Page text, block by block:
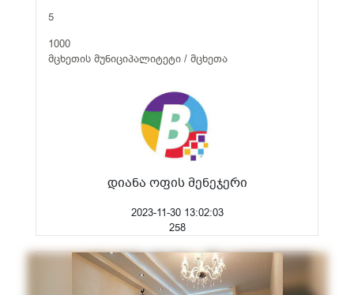
5
1000
მცხეთის მუნიციპალიტეტი / მცხეთა
დიანა ოფის მენეჯერი
2023-11-30 13:02:03
258